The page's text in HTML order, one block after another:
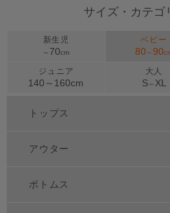
サイズ・カテゴ
新生児
～ 70cm
ベビー
80 ～90
ジュニア
140～ 160cm
大人
S～ XL
トップス
アウター
ボトムス